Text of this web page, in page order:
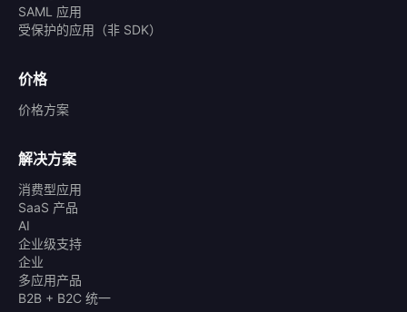
SAML 应用
受保护的应用（非 SDK）
价格
价格方案
解决方案
消费型应用
SaaS 产品
AI
企业级支持
企业
多应用产品
B2B + B2C 统一